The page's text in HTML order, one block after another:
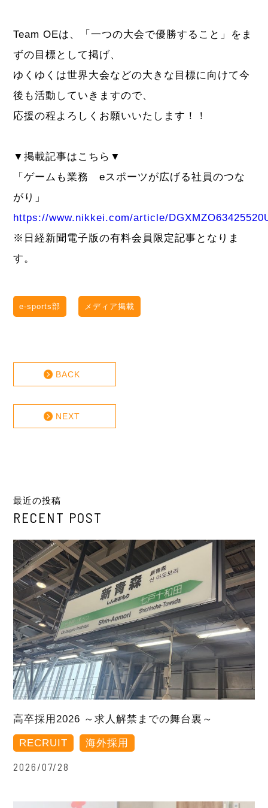
Team OEは、「一つの大会で優勝すること」をま
ずの目標として掲げ、
ゆくゆくは世界大会などの大きな目標に向けて今
後も活動していきますので、
応援の程よろしくお願いいたします！！
▼掲載記事はこちら▼
「ゲームも業務 eスポーツが広げる社員のつな
がり」
https://www.nikkei.com/article/
※日経新聞電子版の有料会員限定記事となりま
す。
e-sports部 メディア掲載
BACK
NEXT
最近の投稿
RECENT POST
高卒採用2026 ～求人解禁までの舞台裏～
RECRUIT 海外採用
2026/07/28